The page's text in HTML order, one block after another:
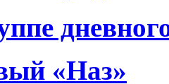
«Наз»